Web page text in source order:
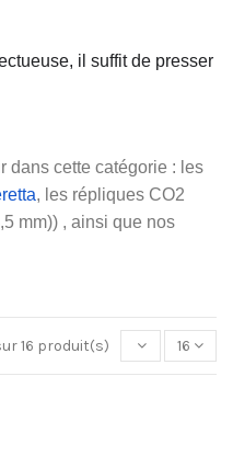
il suffit de presser
, les répliques CO2
16 produit(s) 16